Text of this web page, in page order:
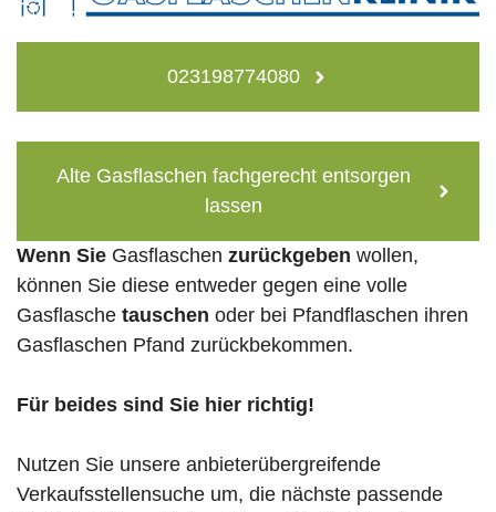
023198774080
Alte Gasflaschen fachgerecht entsorgen
lassen
Wenn Sie Gasflaschen zurückgeben wollen,
können Sie diese entweder gegen eine volle
Gasflasche tauschen oder bei Pfandflaschen ihren
Gasflaschen Pfand zurückbekommen.
Für beides sind Sie hier richtig!
Nutzen Sie unsere anbieterübergreifende
Verkaufsstellensuche um, die nächste passende